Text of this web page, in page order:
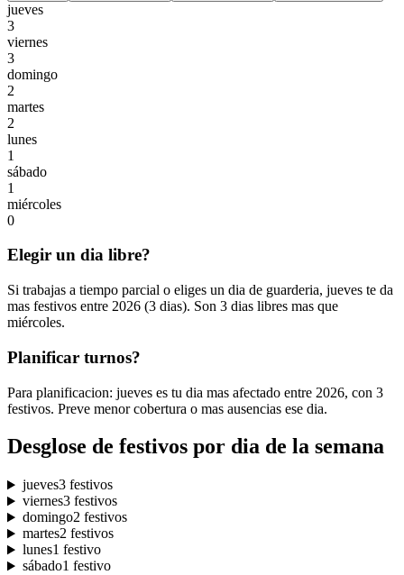
jueves
3
viernes
3
domingo
2
martes
2
lunes
1
sábado
1
miércoles
0
Elegir un dia libre?
Si trabajas a tiempo parcial o eliges un dia de guarderia, jueves te da
mas festivos entre 2026 (3 dias). Son 3 dias libres mas que
miércoles.
Planificar turnos?
Para planificacion: jueves es tu dia mas afectado entre 2026, con 3
festivos. Preve menor cobertura o mas ausencias ese dia.
Desglose de festivos por dia de la semana
jueves3 festivos
viernes3 festivos
domingo2 festivos
martes2 festivos
lunes1 festivo
sábado1 festivo